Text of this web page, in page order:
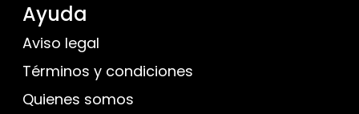
Ayuda
Aviso legal
Términos y condiciones
Quienes somos